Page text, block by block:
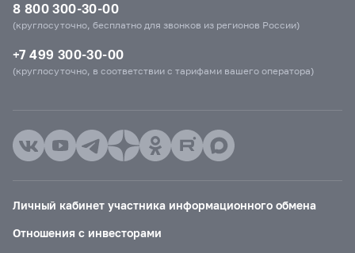
8 800 300-30-00
(круглосуточно, бесплатно для звонков из регионов России)
+7 499 300-30-00
(круглосуточно, в соответствии с тарифами вашего оператора)
Личный кабинет участника информационного обмена
Отношения с инвесторами